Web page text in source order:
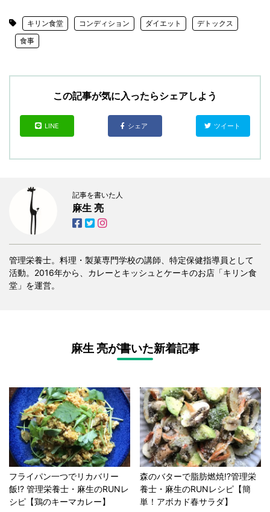
キリン食堂 コンディション ダイエット
デトックス
食事
この記事が気に入ったらシェアしよう
LINE シェア ツイート
記事を書いた人
麻生 亮
管理栄養士。料理・製菓専門学校の講師、特定保健指導員として
活動。2016年から、カレーとキッシュとケーキのお店「キリン食
堂」を運営。
麻生 亮が書いた新着記事
フライパン一つでリカバリー
飯!? 管理栄養士・麻生のRUNレ
シピ【鶏のキーマカレー】
森のバターで脂肪燃焼!?管理栄
養士・麻生のRUNレシピ【簡
単！アボカド春サラダ】